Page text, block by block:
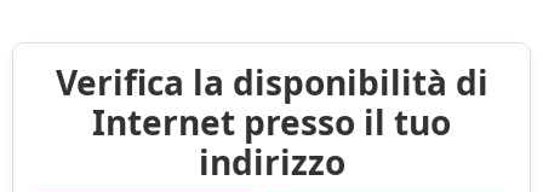
Verifica la disponibilità di
Internet presso il tuo
indirizzo